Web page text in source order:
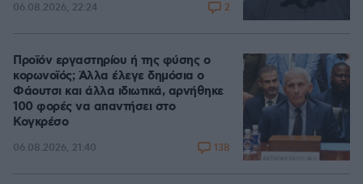
06.08.2026, 22:24 2
Προϊόν εργαστηρίου ή της φύσης ο
κορωνοϊός; Άλλα έλεγε δημόσια ο
Φάουτσι και άλλα ιδιωτικά, αρνήθηκε
100 φορές να απαντήσει στο
Κογκρέσο
06.08.2026, 21:40 138